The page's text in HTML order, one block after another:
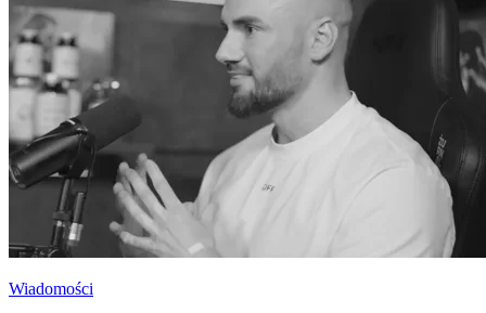
Wiadomości